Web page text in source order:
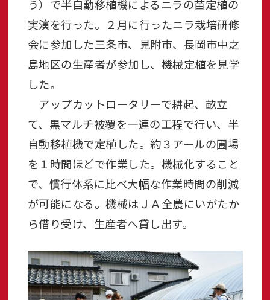
う）で半自動移植機によるニラの苗定植の
実演を行った。２月に行ったニラ栽培研修
会に参加した三条市、見附市、長岡市中之
島地区の生産者が参加し、機械定植を見学
した。
アップカットロータリーで耕起、畝立
て、黒マルチ被覆を一連の工程で行い、半
自動移植機で定植した。約３アールの圃場
を１時間ほどで作業した。機械化すること
で、慣行体系に比べ大幅な作業時間の削減
が可能になる。機械はＪＡ全農にいがたか
ら借り受け、生産者へ貸し出す。